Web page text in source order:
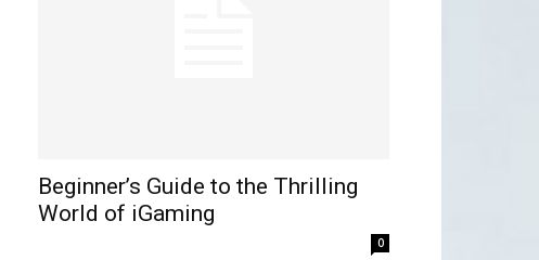
Beginner’s Guide to the Thrilling
World of iGaming
0